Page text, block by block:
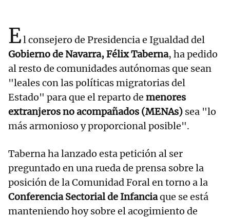
El consejero de Presidencia e Igualdad del
Gobierno de Navarra, Félix Taberna, ha pedido
al resto de comunidades autónomas que sean
"leales con las políticas migratorias del
Estado" para que el reparto de menores
extranjeros no acompañados (MENAs) sea "lo
más armonioso y proporcional posible".
Taberna ha lanzado esta petición al ser
preguntado en una rueda de prensa sobre la
posición de la Comunidad Foral en torno a la
Conferencia Sectorial de Infanciaque se está
manteniendo hoy sobre el acogimiento de